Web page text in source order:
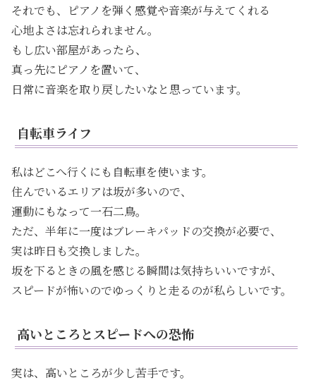
それでも、ピアノを弾く感覚や音楽が与えてくれる
心地よさは忘れられません。
もし広い部屋があったら、
真っ先にピアノを置いて、
日常に音楽を取り戻したいなと思っています。
自転車ライフ
私はどこへ行くにも自転車を使います。
住んでいるエリアは坂が多いので、
運動にもなって一石二鳥。
ただ、半年に一度はブレーキパッドの交換が必要で、
実は昨日も交換しました。
坂を下るときの風を感じる瞬間は気持ちいいですが、
スピードが怖いのでゆっくりと走るのが私らしいです。
高いところとスピードへの恐怖
実は、高いところが少し苦手です。